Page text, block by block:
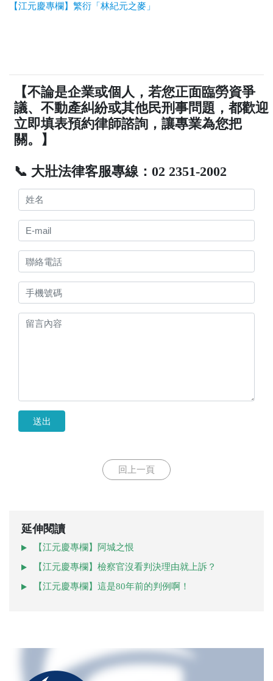
【江元慶專欄】繁衍「林紀元之麥」
【不論是企業或個人，若您正面臨勞資爭
議、不動產糾紛或其他民刑事問題，都歡迎
立即填表預約律師諮詢，讓專業為您把
關。】
📞 大壯法律客服專線：02 2351-2002
送出
回上一頁
延伸閱讀
【江元慶專欄】阿城之恨
【江元慶專欄】檢察官沒看判決理由就上訴？
【江元慶專欄】這是80年前的判例啊！